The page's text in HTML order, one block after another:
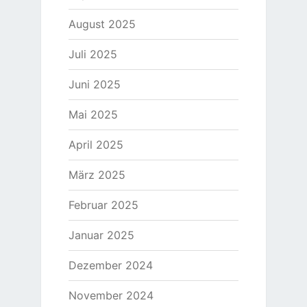
August 2025
Juli 2025
Juni 2025
Mai 2025
April 2025
März 2025
Februar 2025
Januar 2025
Dezember 2024
November 2024